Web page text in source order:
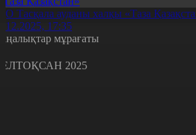
Тасқала ауданы халқы «Таза
17:35
мұрағаты
2025